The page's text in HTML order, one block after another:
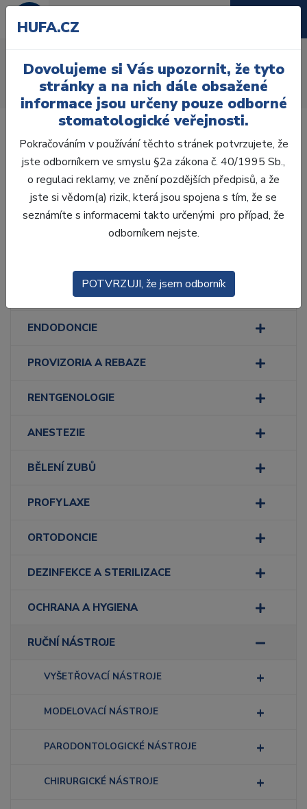
Úvod Ordinace Ruční nástroje
Ostatní nástroje
Lopatky na cement
Laboratoř
Ordinace
ENDODONCIE
PROVIZORIA A REBAZE
RENTGENOLOGIE
ANESTEZIE
BĚLENÍ ZUBŮ
PROFYLAXE
ORTODONCIE
DEZINFEKCE A STERILIZACE
OCHRANA A HYGIENA
RUČNÍ NÁSTROJE
VYŠETŘOVACÍ NÁSTROJE
MODELOVACÍ NÁSTROJE
PARODONTOLOGICKÉ NÁSTROJE
CHIRURGICKÉ NÁSTROJE
HUFA.CZ
Dovolujeme si Vás upozornit, že tyto
stránky a na nich dále obsažené
informace jsou určeny pouze odborné
stomatologické veřejnosti.
Pokračováním v používání těchto stránek potvrzujete, že
jste odborníkem ve smyslu §2a zákona č. 40/1995 Sb.,
o regulaci reklamy, ve znění pozdějších předpisů, a že
jste si vědom(a) rizik, která jsou spojena s tím, že se
seznámíte s informacemi takto určenými pro případ, že
odborníkem nejste.
POTVRZUJI, že jsem odborník